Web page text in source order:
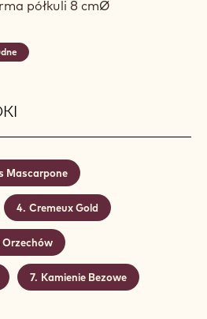
półkuli 8 cmØ
Mascarpone
Cremeux Gold
Orzechów
Kamienie Bezowe